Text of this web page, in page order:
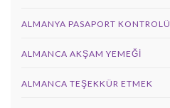
ALMANYA PASAPORT KONTROLÜ
ALMANCA AKŞAM YEMEĞI
ALMANCA TEŞEKKÜR ETMEK